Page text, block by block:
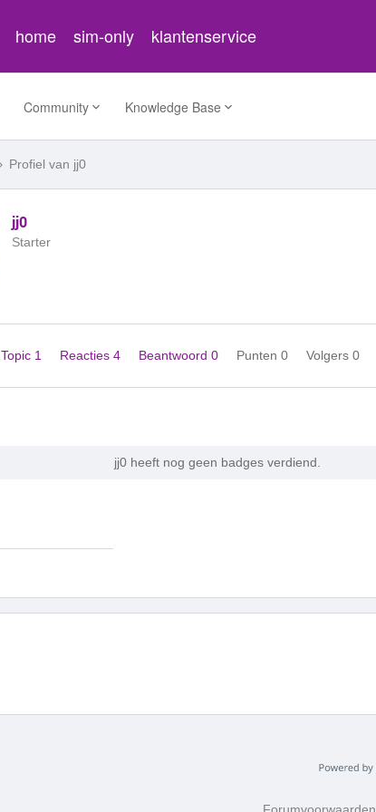
home sim-only klantenservice
Community Knowledge Base
Profiel van jj0
jj0
Starter
Topic 1 Reacties 4 Beantwoord 0 Punten 0 Volgers 0
jj0 heeft nog geen badges verdiend.